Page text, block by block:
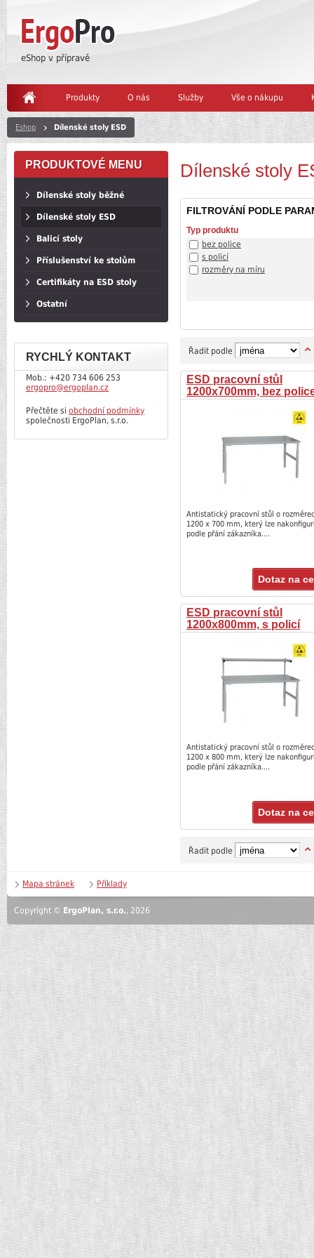
eShop v přípravě
Produkty O nás Služby Vše o nákupu
Eshop Dílenské stoly ESD
Dílenské stoly
FILTROVÁNÍ PODLE
Typ produktu
bez police
s policí
rozměry na míru
Řadit podle
ESD pracovní stůl
1200x700mm, bez
Antistatický pracovní stůl o
1200 x 700 mm, který lze
podle přání zákazníka....
Dotaz na
ESD pracovní stůl
1200x800mm, s policí
Antistatický pracovní stůl o
1200 x 800 mm, který lze
podle přání zákazníka....
Dotaz na
Řadit podle
PRODUKTOVÉ MENU
Dílenské stoly běžné
Dílenské stoly ESD
Balicí stoly
Příslušenství ke stolům
Certifikáty na ESD stoly
Ostatní
RYCHLÝ KONTAKT
Mob.: +420 734 606 253
ergopro@ergoplan.cz
Přečtěte si obchodní podmínky
společnosti ErgoPlan, s.r.o.
Mapa stránek Příklady
Copyright © ErgoPlan, s.r.o., 2026